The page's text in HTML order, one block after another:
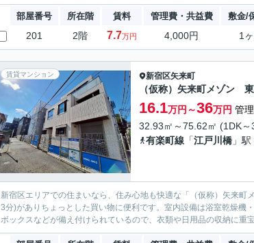
部屋番号 所在階 賃料 管理費・共益費 敷金/
201 2階 7.7万円 4,000円 1
賃貸マンション 新宿区矢来町
（仮称）矢来町メゾン
16.1万円～36万円 管
32.93㎡～75.62㎡ (1DK
有楽町線 「江戸川橋 」
新宿区エリアでの住まいなら、住み心地も快適な「（仮称）矢来
3分)がありちょっとした買い物に便利です。室内設備は浴室乾燥機
ボックスなどが備え付けられているので、衣類や日用品の収納に重